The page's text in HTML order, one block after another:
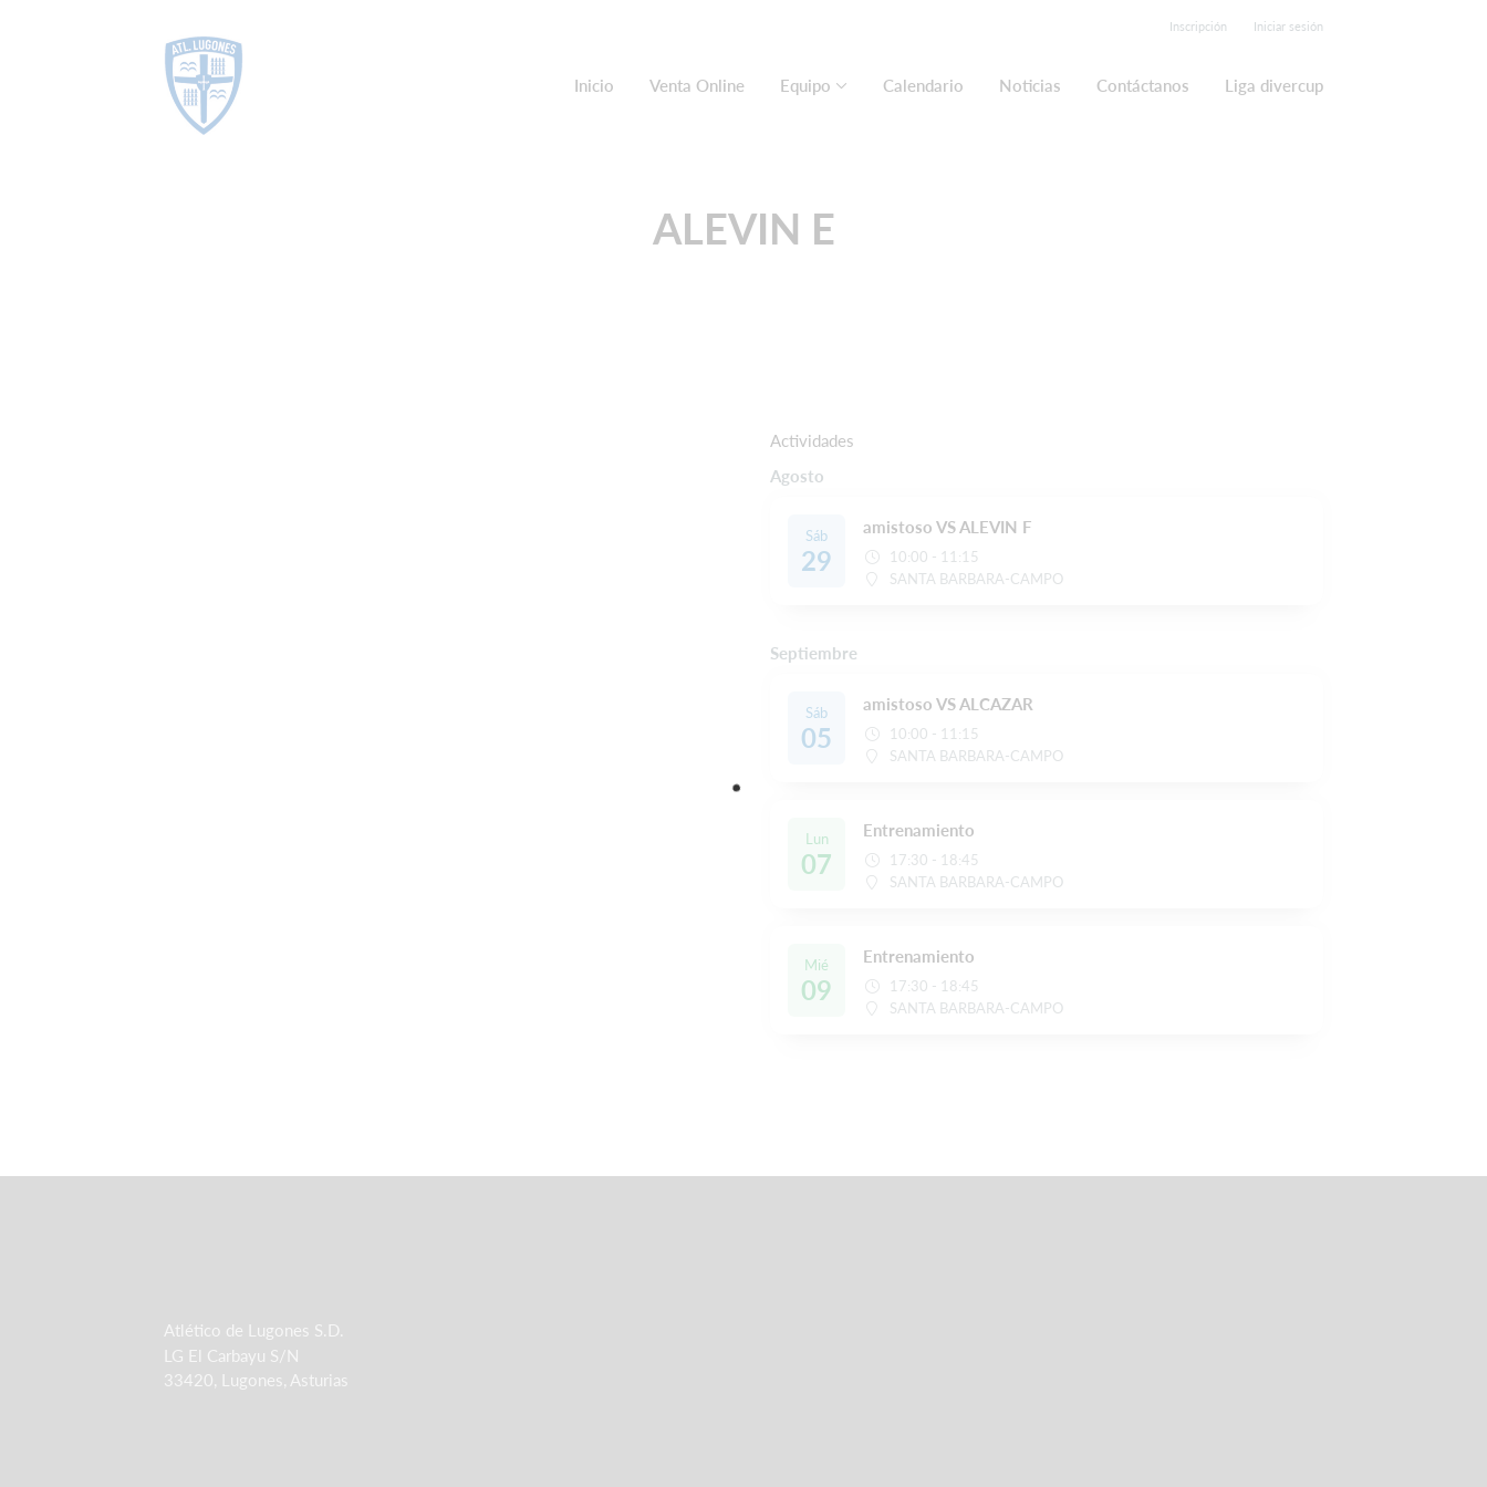
Inscripción Iniciar sesión
Inicio Venta Online Equipo Calendario Noticias Contáctanos Liga divercup
ALEVIN E
Actividades
Agosto
Sáb
29
amistoso VS ALEVIN F
10:00 - 11:15
SANTA BARBARA-CAMPO
Septiembre
Sáb
05
amistoso VS ALCAZAR
10:00 - 11:15
SANTA BARBARA-CAMPO
Lun
07
Entrenamiento
17:30 - 18:45
SANTA BARBARA-CAMPO
Mié
09
Entrenamiento
17:30 - 18:45
SANTA BARBARA-CAMPO
Atlético de Lugones S.D.
LG El Carbayu S/N
33420, Lugones, Asturias